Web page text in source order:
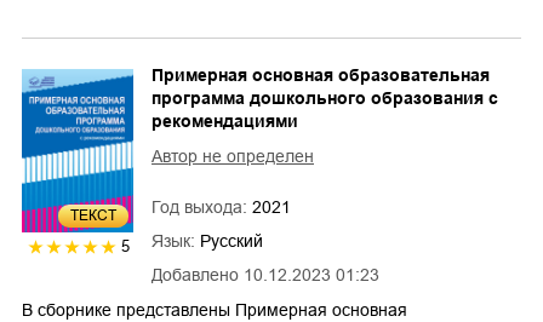
ТЕКСТ
5
Добавлено 10.12.2023 01:23
Примерная основная образовательная
программа дошкольного образования с
рекомендациями
Автор не определен
Год выхода: 2021
Язык: Русский
В сборнике представлены Примерная основная